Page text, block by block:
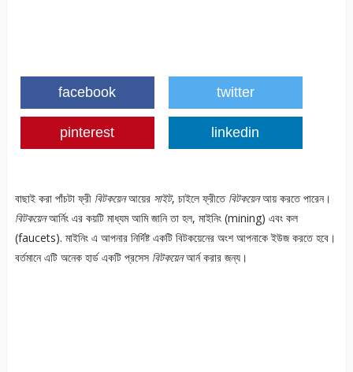
facebook twitter
pinterest linkedin
বাছাই করা পাঁচটা ফ্রী বিটকয়েনআয়ের সাইট, চাইলে ফ্রীতে বিটকয়েনআয় করতে পারেন।
বিটকয়েনআর্নিং এর কয়টি মাধ্যম আমি জানি তা হল, মাইনিং (mining) এবং কল
(faucets). মাইনিং এ আপনার নির্দিষ্ট একটি বিটকয়েনের অংশ আপনাকে ইউজ করতে হবে।
বর্তমানে এটি অনেক হার্ড একটি প্রসেস বিটকয়েনআর্ন করার জন্য।